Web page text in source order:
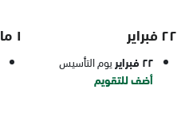
٢٢ فبراير
٢٢ فبراير يوم التأسيس
أضف للتقويم
١ مارس